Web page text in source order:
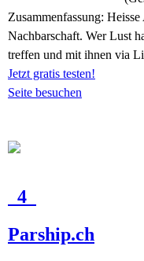
Zusammenfassung: Heisse
Nachbarschaft. Wer Lust
treffen und mit ihnen via
Jetzt gratis testen!
Seite besuchen
4
Parship.ch